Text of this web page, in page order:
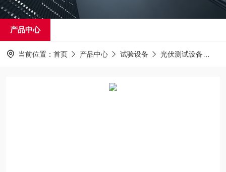
产品中心
当前位置： 首页 产品中心 试验设备 光伏测试设备